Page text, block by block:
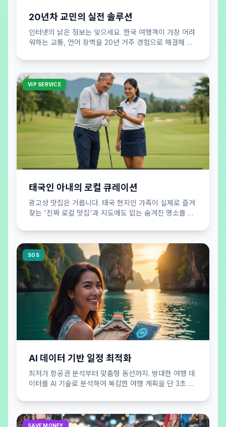
20년차 교민의 실전 솔루션
인터넷의 낡은 정보는 잊으세요. 한국 여행객이 가장 어려
워하는 교통, 언어 장벽을 20년 거주 경험으로 해결해 드
VIP SERVICE
태국인 아내의 로컬 큐레이션
광고성 맛집은 거릅니다. 태국 현지인 가족이 실제로 즐겨
찾는 '진짜 로컬 맛집'과 지도에도 없는 숨겨진 명소를 큐
SOS
AI 데이터 기반 일정 최적화
최저가 항공권 분석부터 맞춤형 동선까지. 방대한 여행 데
이터를 AI 기술로 분석하여 복잡한 여행 계획을 단 3초 만
SAVE MONEY